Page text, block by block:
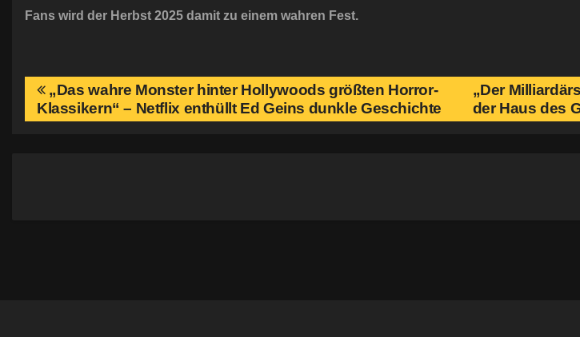
Fans wird der Herbst 2025 damit zu einem wahren Fest.
B
e
„Der
der Haus des
„Das wahre Monster hinter Hollywoods größten Horror-
Klassikern“ – Netflix enthüllt Ed Geins dunkle Geschichte